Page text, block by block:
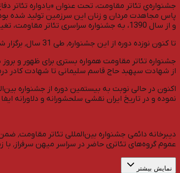
پاس مجاهدت مردان و زنان اين سرزمين توليد شده بود
و از سال 1390، به جشنواره سراسری تئاتر مقاومت، تغییر عنوان داد.
تا کنون نوزده دوره از اين جشنواره٬ طی 31 سال٬ برگزار شده است و هنرمندان عزیزی در این جشنواره خاطره‌سازی کرده‌اند و مخاطبان زیادی به تماشای آثار این رویداد نشسته‌اند.
جشنواره تئاتر مقاومت همواره بستری برای ظهور و
از شهادت سپهبد حاج قاسم سلیمانی تا شهادت کادر درمان در ایام پاندمی کرونا و از 7
نموده و در تاریخ ایران نقشی سلحشورانه و دلاورانه ایفا
عموم گروه‌های تئاتری حاضر در سراسر میهن سرفراز٬ با زبان فاخر هنرهای نمایشی، طنین‌انداز ندای حقیقت در جهان باشد.
نمایش بیشتر